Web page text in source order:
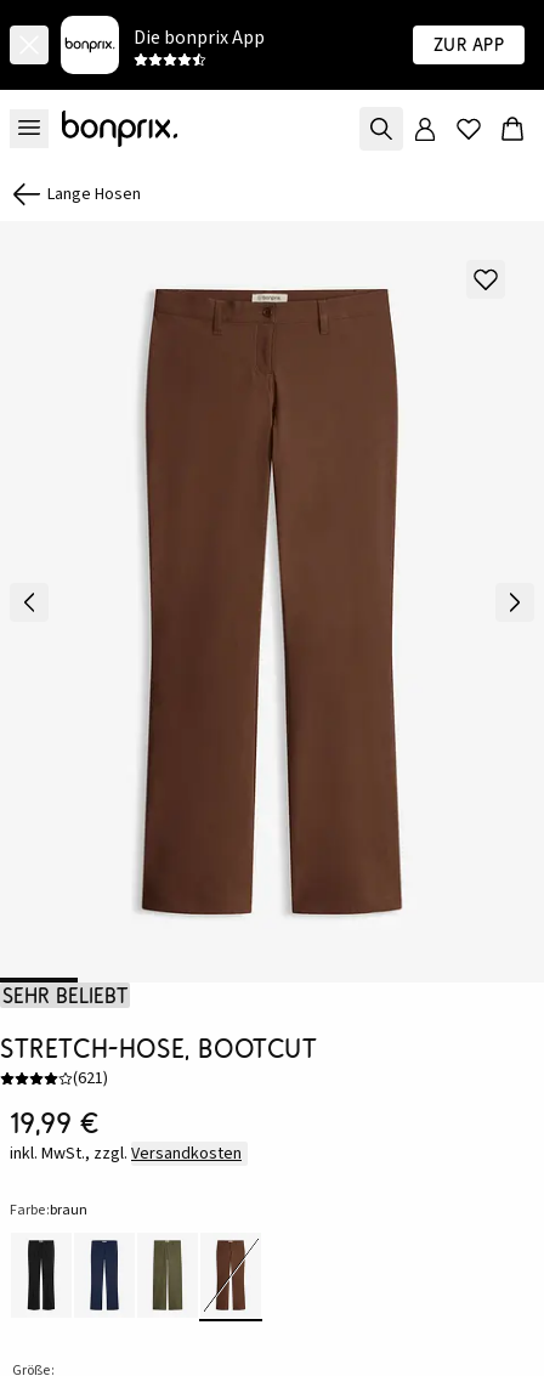
Die bonprix App Zur App
Lange Hosen
Sehr beliebt
Stretch-Hose, Bootcut
(621)
19,99 €
inkl. MwSt., zzgl. Versandkosten
Farbe:braun
Größe: